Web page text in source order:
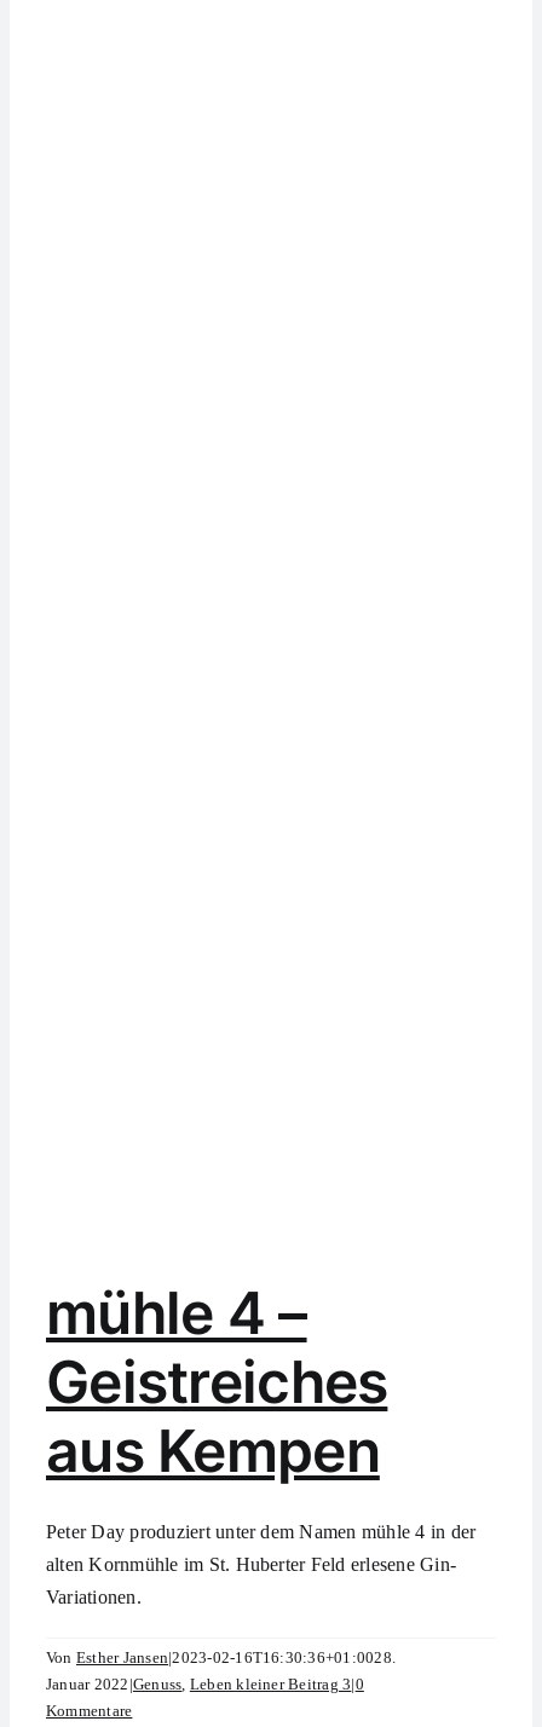
mühle 4 –
Geistreiches
aus Kempen
Peter Day produziert unter dem Namen mühle 4 in der
alten Kornmühle im St. Huberter Feld erlesene Gin-
Variationen.
Von Esther Jansen|2023-02-16T16:30:36+01:0028.
Januar 2022 |Genuss, Leben kleiner Beitrag 3|0
Kommentare